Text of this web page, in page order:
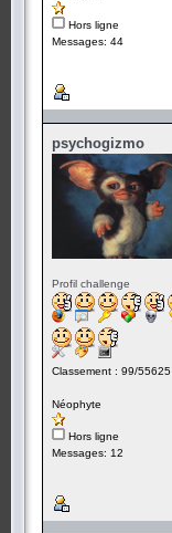
Hors ligne
Messages: 44
psychogizmo
Profil challenge
Classement : 99/55625
Néophyte
Hors ligne
Messages: 12